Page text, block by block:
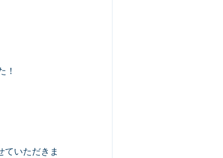
！
ていただきま